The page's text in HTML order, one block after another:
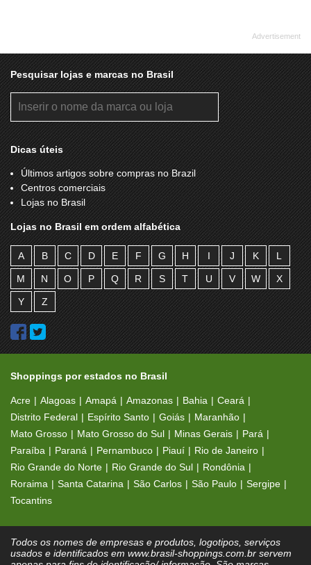
Pesquisar lojas e marcas no Brasil
Dicas úteis
Últimos artigos sobre compras no Brazil
Centros comerciais
Lojas no Brasil
Lojas no Brasil em ordem alfabética
A B C D E F G H I J K L
M N O P Q R S T U V W X
Y Z
Shoppings por estados no Brasil
Acre Alagoas Amapá Amazonas Bahia
Ceará
Distrito Federal
Espírito Santo Goiás
Maranhão
Mato Grosso
Mato Grosso do Sul Minas Gerais
Pará
Paraíba
Paraná Pernambuco Piauí
Rio de Janeiro
Rio Grande do Norte
Rio Grande do Sul
Rondônia
Roraima
Santa Catarina São Carlos São Paulo
Sergipe
Tocantins
Todos os nomes de empresas e produtos, logotipos, serviços
usados e identificados em www.brasil-shoppings.com.br servem